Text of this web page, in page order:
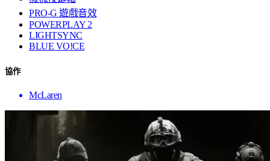
PRO-G 遊戲音效
POWERPLAY 2
LIGHTSYNC
BLUE VO!CE
協作
McLaren